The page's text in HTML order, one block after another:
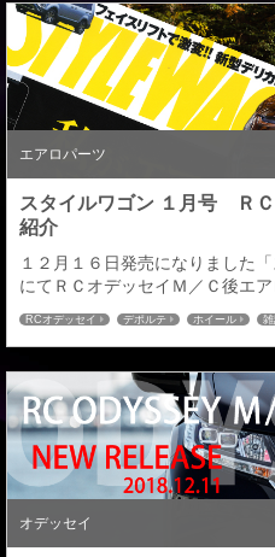
エアロパーツ
スタイルワゴン １月号 Ｒ
紹介
１２月１６日発売になりました
にてＲＣオデッセイＭ／Ｃ後エ
したので紹介させていただきま
しくお願いいたします。 ＲＣオ
≫≫ パブリシティ紹介ページは
RCオデッセイ デポルテ ホイール
オデッセイ